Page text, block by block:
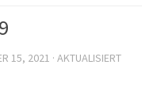
15, 2021 · AKTUALISIERT